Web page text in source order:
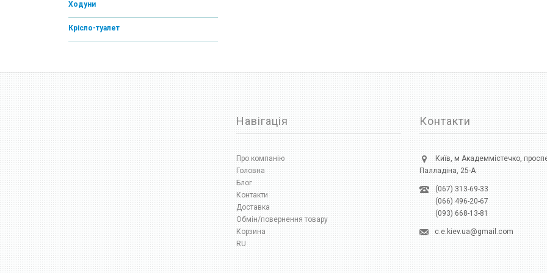
Ходуни
Крісло-туалет
Навігація
Про компанію
Головна
Блог
Контакти
Доставка
Обмін/повернення товару
Корзина
RU
Контакти
Київ, м Академмістечко,
Палладіна, 25-А
(067) 313-69-33
(066) 496-20-67
(093) 668-13-81
c.e.kiev.ua@gmail.com